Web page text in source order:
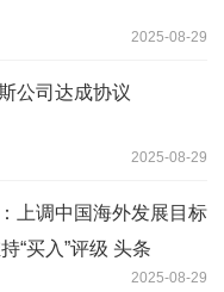
2025-08-29
公司达成协议
2025-08-29
上调中国海外发展目标
“买入”评级 头条
2025-08-29